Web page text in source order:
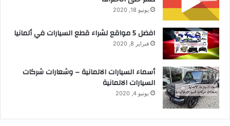
يونيو 18, 2020
افضل 5 مواقع لشراء قطع السيارات في ألمانيا
فبراير 8, 2020
أسماء السيارات الالمانية – وشعارات شركات
السيارات الالمانية
يونيو 4, 2020